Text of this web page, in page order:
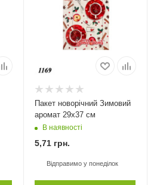
Пакет новорічний Зимовий
аромат 29х37 см
В наявності
5,71грн.
Відправимо у понеділок